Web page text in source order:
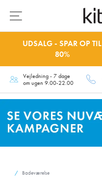
UDSALG - SPAR OP TIL
80%
Vejledning - 7 dage
om ugen 9.00-22.00
Badeværelse